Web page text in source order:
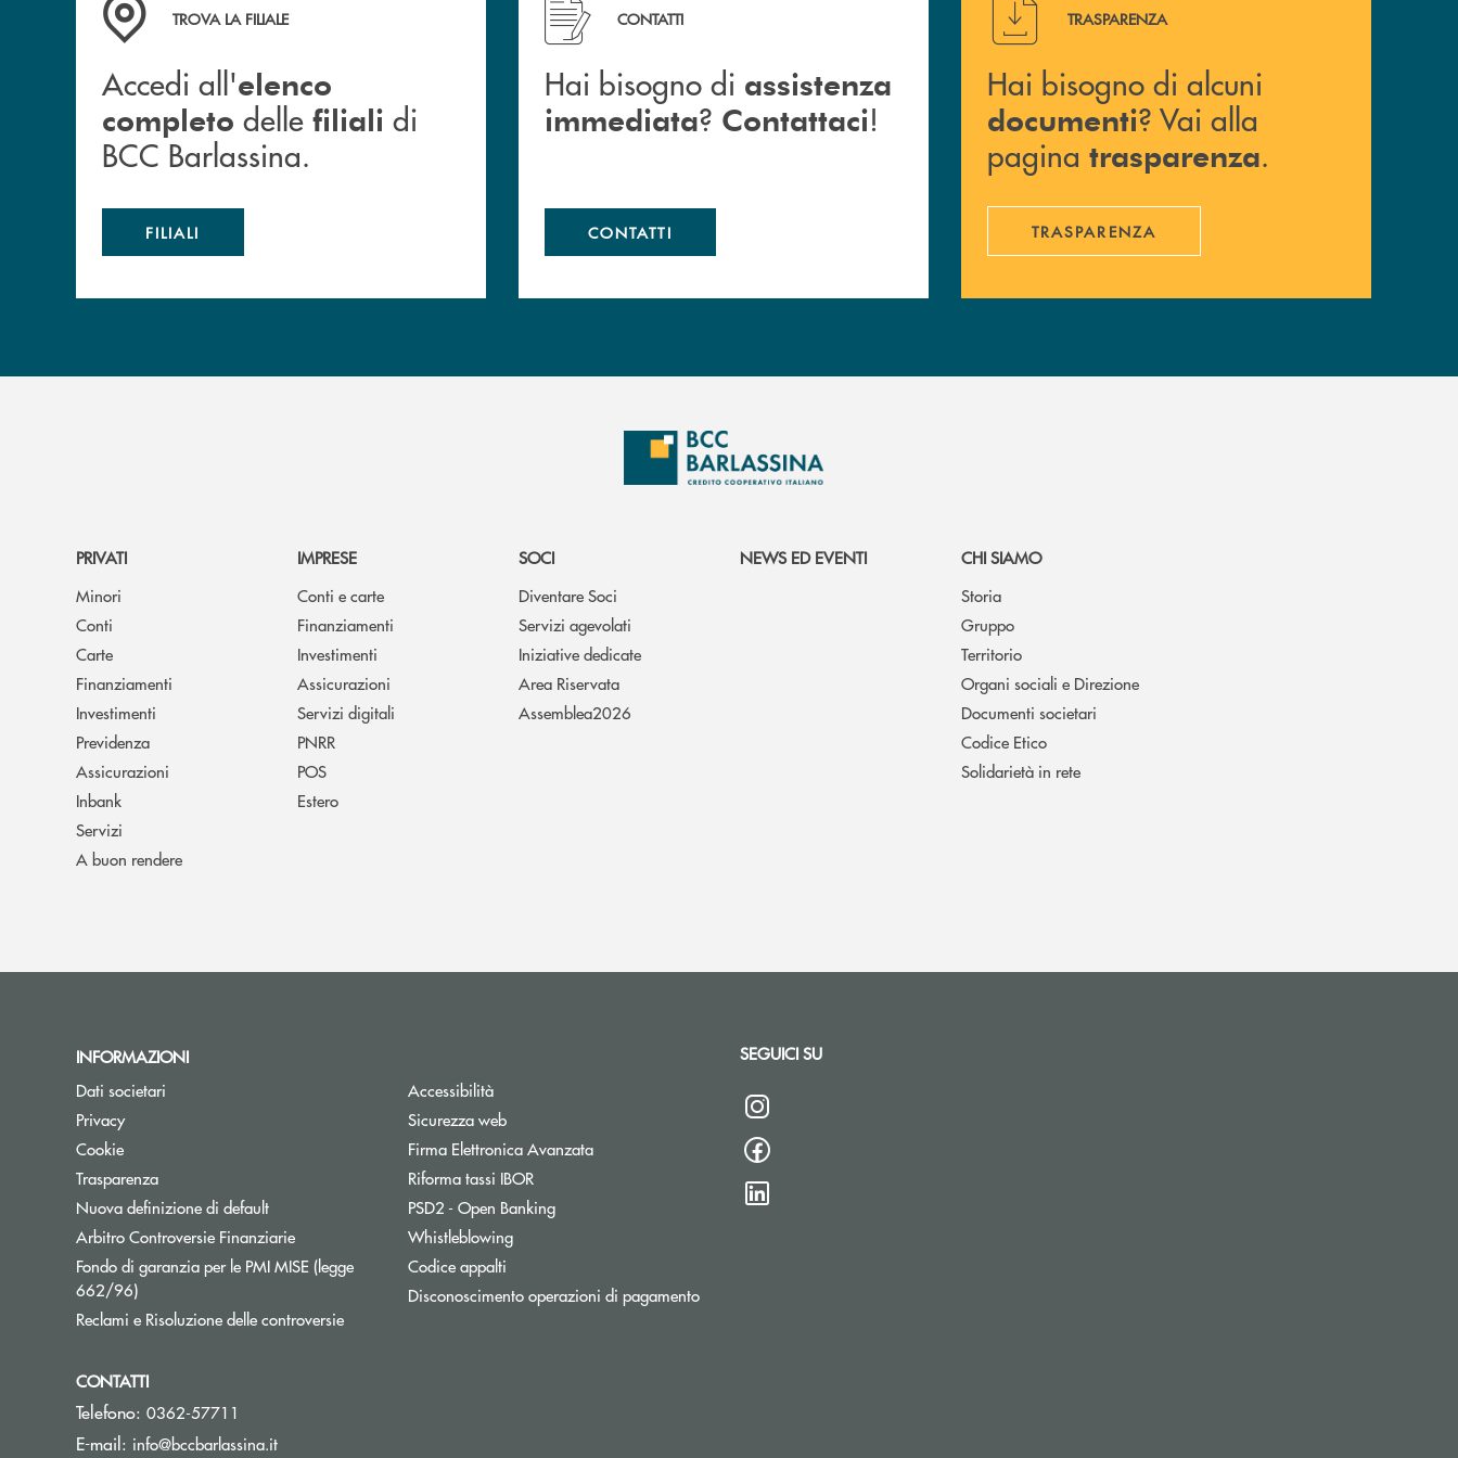
TROVA LA FILIALE
Accedi all'elenco
completo delle filiali di
BCC Barlassina.
FILIALI
CONTATTI
Hai bisogno di assistenza
immediata? Contattaci!
CONTATTI
TRASPARENZA
Hai bisogno di alcuni
documenti? Vai alla
pagina trasparenza.
TRASPARENZA
PRIVATI
Minori
Conti
Carte
Finanziamenti
Investimenti
Previdenza
Assicurazioni
Inbank
Servizi
A buon rendere
IMPRESE
Conti e carte
Finanziamenti
Investimenti
Assicurazioni
Servizi digitali
PNRR
POS
Estero
SOCI
Diventare Soci
Servizi agevolati
Iniziative dedicate
Area Riservata
Assemblea2026
NEWS ED EVENTI
CHI SIAMO
Storia
Gruppo
Territorio
Organi sociali e Direzione
Documenti societari
Codice Etico
Solidarietà in rete
INFORMAZIONI
Dati societari
Privacy
Cookie
Trasparenza
Nuova definizione di default
Arbitro Controversie FinanziarieApre una nuova finestra
Fondo di garanzia per le PMI MISE (legge
662/96)Apre una nuova finestra
Reclami e Risoluzione delle controversieApre una nuova finestra
Accessibilità
Sicurezza web
Firma Elettronica Avanzata
Riforma tassi IBOR
PSD2 - Open Banking
Whistleblowing
Codice appalti
Disconoscimento operazioni di pagamento
SEGUICI SU
CONTATTI
Telefono: 0362-57711
E-mail: info@bccbarlassina.it(si apre l’app di posta elettronica)